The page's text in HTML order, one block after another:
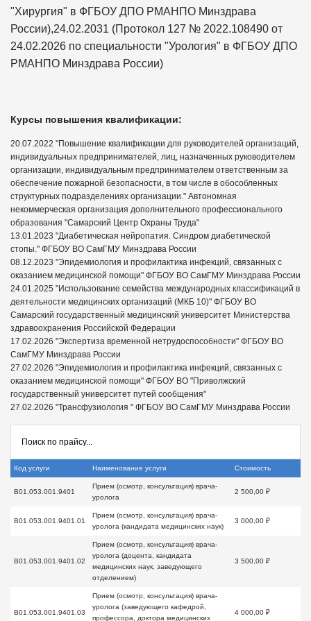
"Хирургия" в ФГБОУ ДПО РМАНПО Минздрава
России),24.02.2031 (Протокол 127 № 2022.108490 от
24.02.2026 по специальности "Урология" в ФГБОУ ДПО
РМАНПО Минздрава России)
Курсы повышения квалификации:
20.07.2022 "Повышение квалификации для руководителей организаций,
индивидуальных предпринимателей, лиц, назначенных руководителем
организации, индивидуальным предпринимателем ответственным за
обеспечение пожарной безопасности, в том числе в обособленных
структурных подразделениях организации." Автономная
некоммерческая организация дополнительного профессионального
образования "Самарский Центр Охраны Труда"
13.01.2023 "Диабетическая нейропатия. Синдром диабетической
стопы." ФГБОУ ВО СамГМУ Минздрава России
08.12.2023 "Эпидемиология и профилактика инфекций, связанных с
оказанием медицинской помощи" ФГБОУ ВО СамГМУ Минздрава России
24.01.2025 "Использование семейства международных классификаций в
деятельности медицинских организаций (МКБ 10)" ФГБОУ ВО
Самарский государственный медицинский университет Министерства
здравоохранения Российской Федерации
17.02.2026 "Экспертиза временной нетрудоспособности" ФГБОУ ВО
СамГМУ Минздрава России
27.02.2026 "Эпидемиология и профилактика инфекций, связанных с
оказанием медицинской помощи" ФГБОУ ВО "Приволжский
государственный университет путей сообщения"
27.02.2026 "Трансфузиология " ФГБОУ ВО СамГМУ Минздрава России
Код услуги Наименование услуги Стоимость
B01.053.001.9401
Прием (осмотр, консультация) врача-
уролога
2 500,00 ₽
B01.053.001.9401.01
Прием (осмотр, консультация) врача-
уролога (кандидата медицинских наук)
3 000,00 ₽
B01.053.001.9401.02
Прием (осмотр, консультация) врача-
уролога (доцента, кандидата
медицинских наук, заведующего
отделением)
3 500,00 ₽
B01.053.001.9401.03
Прием (осмотр, консультация) врача-
уролога (заведующего кафедрой,
профессора, доктора медицинских
4 000,00 ₽